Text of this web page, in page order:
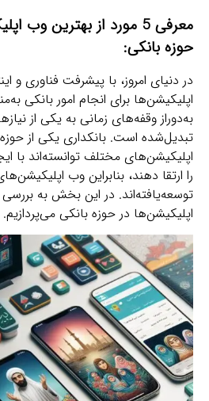
معرفی 5 مورد از
بهترین وب
حوزه بانکی:
در دنیای امروز، با پیشرفت فناوری و
اپلیکیشن‌ها برای انجام امور بانکی
به‌دوراز وقفه‌های زمانی به یکی از
تبدیل‌شده است. بانکداری یکی از
اپلیکیشن‌های مختلف توانسته‌اند با
را ارتقا دهند، بنابراین وب
اپلیکیشن‌ها در حوزه بانکی می‌پردازیم.